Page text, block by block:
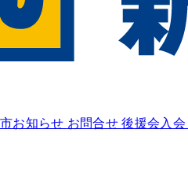
お知らせ お問合せ後援会入会